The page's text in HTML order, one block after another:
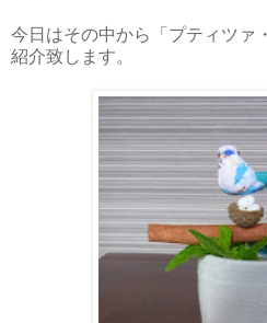
今日はその中から「プティツァ
紹介致します。